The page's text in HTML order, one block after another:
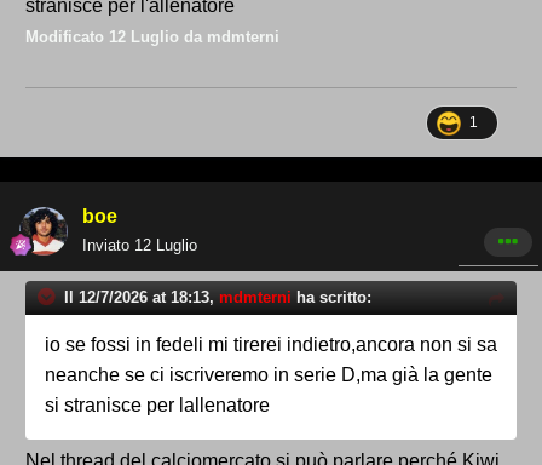
stranisce per l'allenatore
Modificato 12 Luglio da mdmterni
1
boe
Inviato 12 Luglio
Il 12/7/2026 at 18:13, mdmterni ha scritto:
io se fossi in fedeli mi tirerei indietro,ancora non si sa
neanche se ci iscriveremo in serie D,ma già la gente
si stranisce per lallenatore